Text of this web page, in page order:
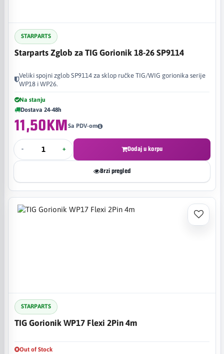
STARPARTS
Starparts Zglob za TIG Gorionik 18-26 SP9114
Veliki spojni zglob SP9114 za sklop ručke TIG/WIG gorionika serije
WP18 i WP26.
Na stanju
Dostava 24-48h
11,50KMSa PDV-om
- + Dodaj u korpu
Brzi pregled
STARPARTS
TIG Gorionik WP17 Flexi 2Pin 4m
Out of Stock